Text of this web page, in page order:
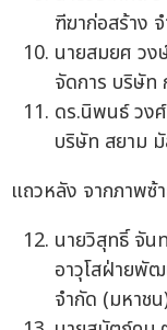
ฑีฆาก่อสร้าง
นายสมยศ วง
จัดการ บริษัท
ดร.นิพนธ์ วง
บริษัท สยาม
แถวหลัง จากภาพซ้า
นายวิสุทธิ์ จัน
อาวุโสฝ่ายพั
จำกัด (มหาช